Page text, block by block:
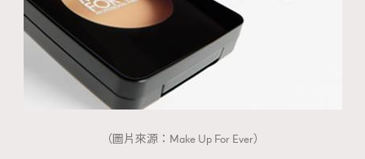
（圖片來源：Make Up For Ever）